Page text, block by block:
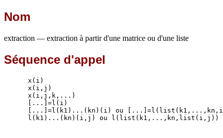
Nom
extraction — extraction à partir d'une matrice ou d'une liste
Séquence d'appel
      x(i)
      x(i,j)
      x(i,j,k,...)
      [...]=l(i)
[...]=l(k1)...(kn)(i) ou
      l(k1)...(kn)(i,j) ou l(list(k1,...,kn,list(i,j))